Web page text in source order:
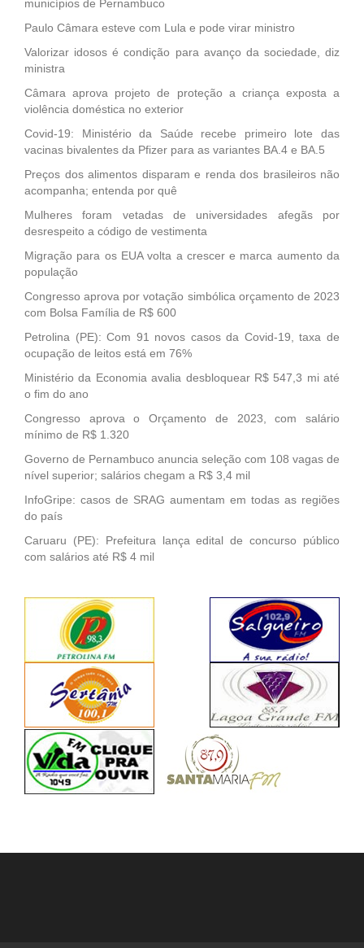
municípios de Pernambuco
Paulo Câmara esteve com Lula e pode virar ministro
Valorizar idosos é condição para avanço da sociedade, diz
ministra
Câmara aprova projeto de proteção a criança exposta a
violência doméstica no exterior
Covid-19: Ministério da Saúde recebe primeiro lote das
vacinas bivalentes da Pfizer para as variantes BA.4 e BA.5
Preços dos alimentos disparam e renda dos brasileiros não
acompanha; entenda por quê
Mulheres foram vetadas de universidades afegãs por
desrespeito a código de vestimenta
Migração para os EUA volta a crescer e marca aumento da
população
Congresso aprova por votação simbólica orçamento de 2023
com Bolsa Família de R$ 600
Petrolina (PE): Com 91 novos casos da Covid-19, taxa de
ocupação de leitos está em 76%
Ministério da Economia avalia desbloquear R$ 547,3 mi até
o fim do ano
Congresso aprova o Orçamento de 2023, com salário
mínimo de R$ 1.320
Governo de Pernambuco anuncia seleção com 108 vagas de
nível superior; salários chegam a R$ 3,4 mil
InfoGripe: casos de SRAG aumentam em todas as regiões
do país
Caruaru (PE): Prefeitura lança edital de concurso público
com salários até R$ 4 mil